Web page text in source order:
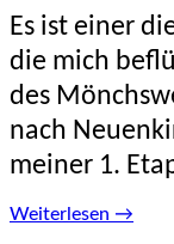
Es ist einer
die mich
des
nach
meiner 1.
Weiterlesen →